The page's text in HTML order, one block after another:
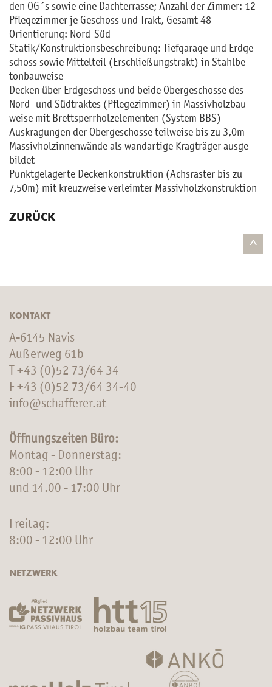
den OG´s sowie eine Dach­ter­ras­se; An­zahl der Zim­mer: 12
Pfle­ge­zim­mer je Ge­schoss und Trakt, Ge­samt 48
Ori­en­tie­rung: Nord-Süd
Sta­tik/Kon­struk­ti­ons­be­schrei­bung: Tief­ga­ra­ge und Erd­ge­
schoss sowie Mit­tel­teil (Er­schlie­ßungs­trakt) in Stahl­be­
ton­bau­wei­se
De­cken über Erd­ge­schoss und beide Ober­ge­schos­se des
Nord- und Süd­trak­tes (Pfle­ge­zim­mer) in Mas­siv­holz­bau­
wei­se mit Brettsperr­hol­z­ele­men­ten (Sys­tem BBS)
Aus­kra­gun­gen der Ober­ge­schos­se teil­wei­se bis zu 3,0m –
Mas­siv­holzin­nen­wän­de als wan­dar­ti­ge Krag­trä­ger aus­ge­
bil­det
Punkt­ge­la­ger­te De­cken­kon­struk­ti­on (Achs­ras­ter bis zu
7,50m) mit kreuz­wei­se ver­leim­ter Mas­siv­holz­kon­struk­ti­on
ZURÜCK
^
KONTAKT
A-6145 Navis
Außerweg 61b
+43 (0)52 73/64 34
F +43 (0)52 73/64 34-40
info@schafferer.at
Öffnungszeiten Büro:
Montag - Donnerstag:
8:00 - 12:00 Uhr
und 14.00 - 17:00 Uhr
Freitag:
8:00 - 12:00 Uhr
NETZWERK